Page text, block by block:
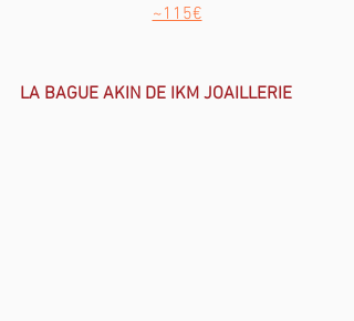
~115€
LA BAGUE AKIN DE IKM JOAILLERIE